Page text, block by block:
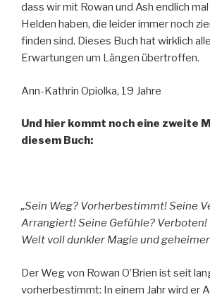
dass wir mit Rowan und Ash endlich
Helden haben, die leider immer noch
finden sind. Dieses Buch hat wirklich
Erwartungen um Längen übertroffen.
Ann-Kathrin Opiolka, 19 Jahre
Und hier kommt noch eine zweite
diesem Buch:
„Sein Weg? Vorherbestimmt! Seine
Arrangiert! Seine Gefühle?
Welt voll dunkler Magie und
Der Weg von Rowan O’Brien ist seit
vorherbestimmt: In einem Jahr wird er